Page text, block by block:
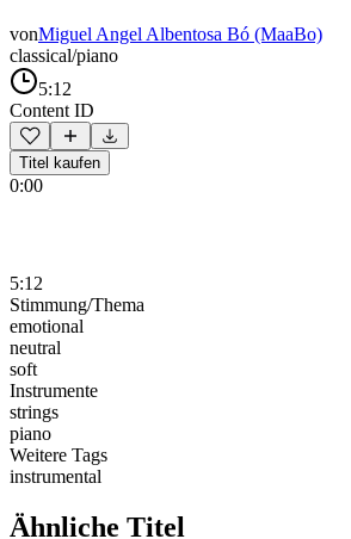
vonMiguel Angel Albentosa Bó (MaaBo)
classical/piano
5:12
Content ID
Titel kaufen
0:00
5:12
Stimmung/Thema
emotional
neutral
soft
Instrumente
strings
piano
Weitere Tags
instrumental
Ähnliche Titel